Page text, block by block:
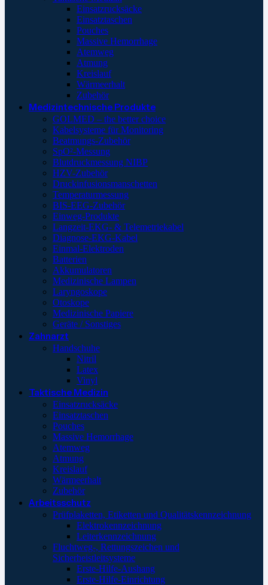
Einsatzrucksäcke
Einsatztaschen
Pouches
Massive Hemorrhage
Atemweg
Atmung
Kreislauf
Wärmeerhalt
Zubehör
Medizintechnische Produkte
GOLMED – the better choice
Kabelsysteme für Monitoring
Beatmungs-Zubehör
SpO²-Messung
Blutdruckmessung NIBP
HZV-Zubehör
Druckinfusionsmanschetten
Temperaturmessung
BIS-EEG-Zubehör
Einweg-Produkte
Langzeit-EKG- & Telemetriekabel
Diagnose-EKG-Kabel
Einmal-Elektroden
Batterien
Akkumulatoren
Medizinische Lampen
Laryngoskope
Otoskope
Medizinische Papiere
Geräte / Sonstiges
Zahnarzt
Handschuhe
Nitril
Latex
Vinyl
Taktische Medizin
Einsatzrucksäcke
Einsatztaschen
Pouches
Massive Hemorrhage
Atemweg
Atmung
Kreislauf
Wärmeerhalt
Zubehör
Arbeitsschutz
Prüfplaketten, Etiketten und Qualitätskennzeichnung
Elektrokennzeichnung
Leiterkennzeichnung
Fluchtweg-, Rettungszeichen und
Sicherheistleitsysteme
Erste-Hilfe-Aushang
Erste-Hilfe-Einrichtung